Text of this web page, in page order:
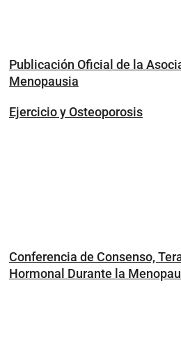
Publicación Oficial de la
Menopausia
Ejercicio y Osteoporosis
Conferencia de Consenso,
Hormonal Durante la